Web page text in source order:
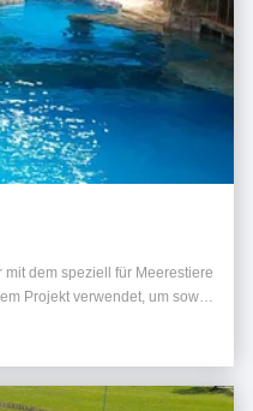
dem speziell für Meerestiere
Projekt verwendet, um sowohl
Ersatz durch SOGA-